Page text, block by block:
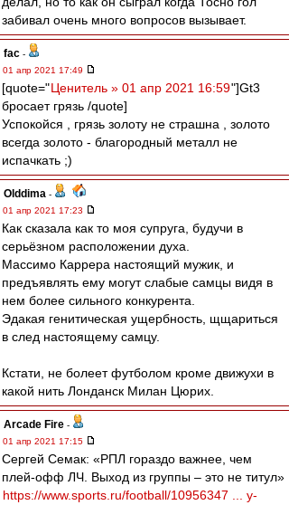
забивал очень много вопросов вызывает.
fac -
01 апр 2021 17:49
[quote="Ценитель » 01 апр 2021 16:59"]Gt3
бросает грязь /quote]
Успокойся , грязь золоту не страшна , золото
всегда золото - благородный металл не
испачкать ;)
Olddima -
01 апр 2021 17:23
Как сказала как то моя супруга, будучи в
серьёзном расположении духа.
Массимо Каррера настоящий мужик, и
предъявлять ему могут слабые самцы видя в
нем более сильного конкурента.
Эдакая генитическая ущербность, щщариться
в след настоящему самцу.
Кстати, не болеет футболом кроме движухи в
какой нить Лонданск Милан Цюрих.
Arcade Fire -
01 апр 2021 17:15
Сергей Семак: «РПЛ гораздо важнее, чем
плей-офф ЛЧ. Выход из группы – это не титул»
https://www.sports.ru/football/10956347 ... y-